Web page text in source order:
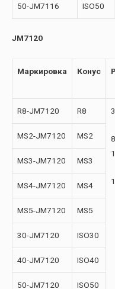
50-JM7116 ISO50
JM7120
Маркировка Конус
R8-JM7120 R8
MS2-JM7120 MS2
MS3-JM7120 MS3
MS4-JM7120 MS4
MS5-JM7120 MS5
30-JM7120 ISO30
40-JM7120 ISO40
50-JM7120 ISO50